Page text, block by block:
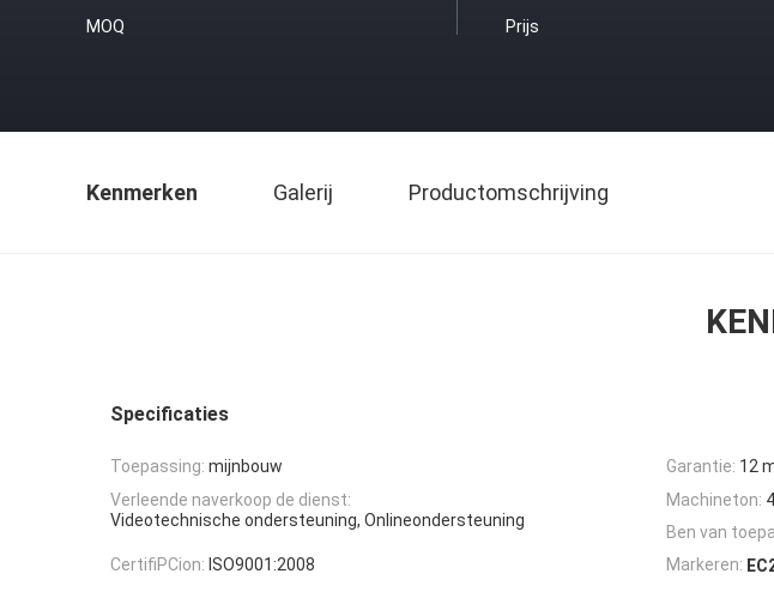
MOQ Prijs
Kenmerken Galerij Productomschrijving
Specificaties
Toepassing: mijnbouw Garantie: 12
Verleende naverkoop de dienst:
Videotechnische ondersteuning, Onlineondersteuning
Machineton:
Ben van
CertifiPCion: ISO9001:2008 Markeren: